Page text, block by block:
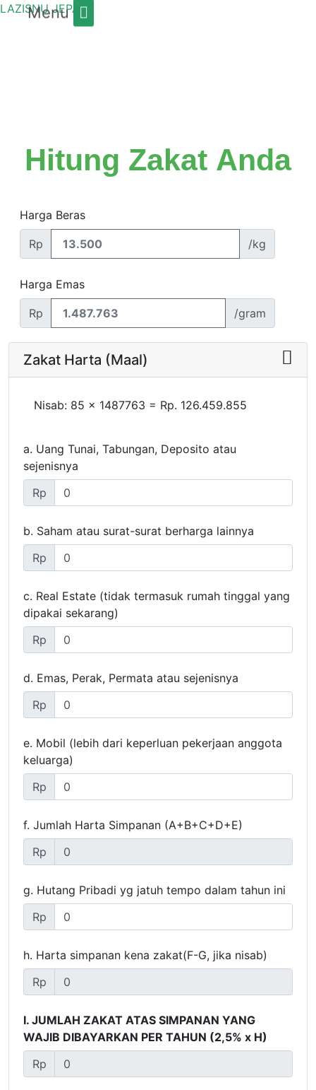
LAZISNU JEPARA
Menu
Hitung Zakat Anda
Harga Beras
Rp /kg
Harga Emas
Rp /gram
Zakat Harta (Maal)
Nisab: 85 x 1487763 = Rp. 126.459.855
a. Uang Tunai, Tabungan, Deposito atau
sejenisnya
Rp
b. Saham atau surat-surat berharga lainnya
Rp
c. Real Estate (tidak termasuk rumah tinggal yang
dipakai sekarang)
Rp
d. Emas, Perak, Permata atau sejenisnya
Rp
e. Mobil (lebih dari keperluan pekerjaan anggota
keluarga)
Rp
f. Jumlah Harta Simpanan (A+B+C+D+E)
Rp
g. Hutang Pribadi yg jatuh tempo dalam tahun ini
Rp
h. Harta simpanan kena zakat(F-G, jika nisab)
Rp
I. JUMLAH ZAKAT ATAS SIMPANAN YANG
WAJIB DIBAYARKAN PER TAHUN (2,5% x H)
Rp